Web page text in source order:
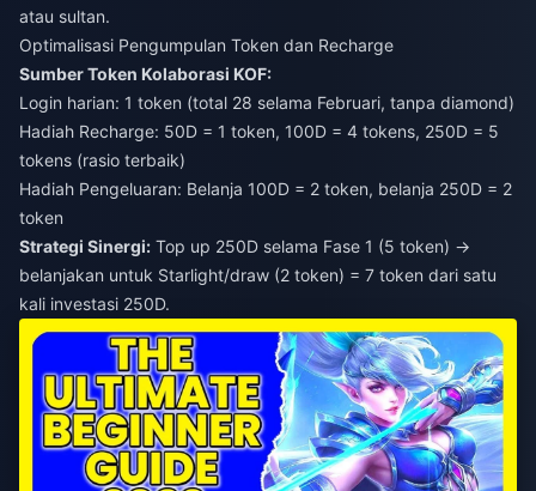
atau sultan.
Optimalisasi Pengumpulan Token dan Recharge
Sumber Token Kolaborasi KOF:
Login harian: 1 token (total 28 selama Februari, tanpa diamond)
Hadiah Recharge: 50D = 1 token, 100D = 4 tokens, 250D = 5
tokens (rasio terbaik)
Hadiah Pengeluaran: Belanja 100D = 2 token, belanja 250D = 2
token
Strategi Sinergi: Top up 250D selama Fase 1 (5 token) →
belanjakan untuk Starlight/draw (2 token) = 7 token dari satu
kali investasi 250D.